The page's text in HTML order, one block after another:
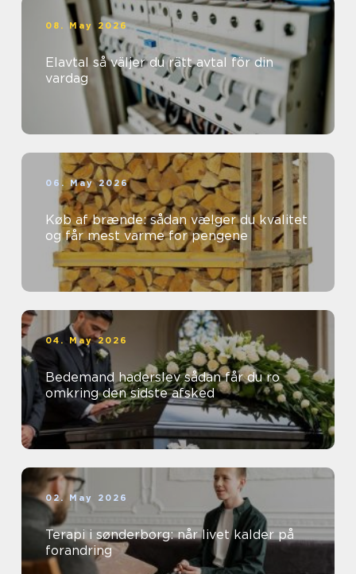
08. May 2026
Elavtal så väljer du rätt avtal för din
vardag
06. May 2026
Køb af brænde: sådan vælger du kvalitet
og får mest varme for pengene
04. May 2026
Bedemand haderslev sådan får du ro
omkring den sidste afsked
02. May 2026
Terapi i sønderborg: når livet kalder på
forandring